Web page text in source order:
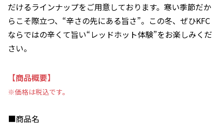
だけるラインナップをご用意しております。寒い季節だか
らこそ際立つ、“辛さの先にある旨さ”。この冬、ぜひKFC
ならではの辛くて旨い“レッドホット体験”をお楽しみくだ
さい。
【商品概要】
※価格は税込です。
■商品名